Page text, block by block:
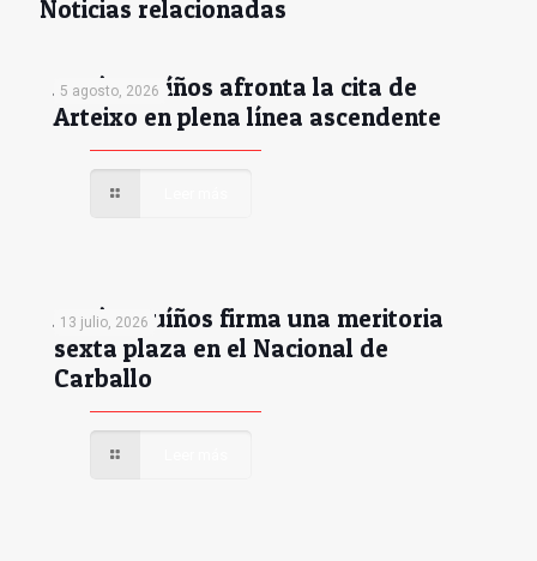
Noticias relacionadas
5 agosto, 2026
Antón Muíños afronta la cita de
Arteixo en plena línea ascendente
13 julio, 2026
Antón Muíños firma una meritoria
sexta plaza en el Nacional de
Carballo